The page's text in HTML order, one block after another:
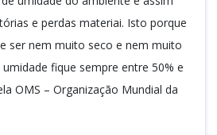
e perdas materiai. Isto porque
ser nem muito seco e nem muito
fique sempre entre 50% e
OMS – Organização Mundial da